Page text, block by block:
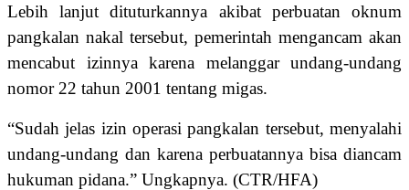
Lebih lanjut dituturkannya akibat perbuatan oknum
pangkalan nakal tersebut, pemerintah mengancam akan
mencabut izinnya karena melanggar undang-undang
nomor 22 tahun 2001 tentang migas.
“Sudah jelas izin operasi pangkalan tersebut, menyalahi
undang-undang dan karena perbuatannya bisa diancam
hukuman pidana.” Ungkapnya. (CTR/HFA)